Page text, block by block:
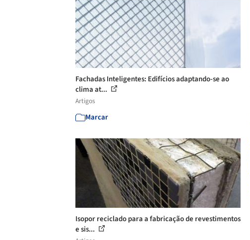
Fachadas Inteligentes: Edifícios adaptando-se ao
clima at...
Artigos
Marcar
Isopor reciclado para a fabricação de revestimentos
e sis...